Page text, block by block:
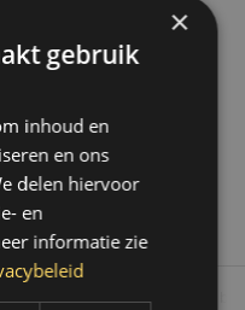
Op werkdagen voor 14.00 uur
×
gebruik
inhoud en
en ons
delen hiervoor
en
informatie zie